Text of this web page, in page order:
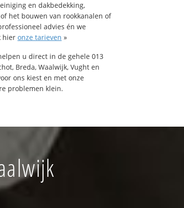
en dakbedekking,
het bouwen van rookkanalen of
advies én we
hier onze tarieven »
u direct in de gehele 013
Breda, Waalwijk, Vught en
ons kiest en met onze
problemen klein.